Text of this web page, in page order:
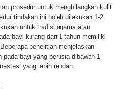
prosedur untuk menghilangkan kulit
tindakan ini boleh dilakukan 1-2
untuk tradisi agama atau
bayi kurang dari 1 tahun memiliki
penelitian menjelaskan
bayi yang berusia dibawah 1
yang lebih rendah.